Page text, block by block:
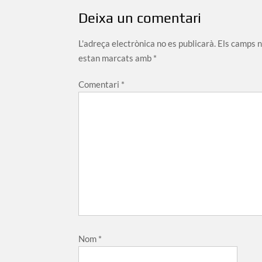
Deixa un comentari
L'adreça electrònica no es publicarà. Els camps
estan marcats amb *
Comentari *
Nom *